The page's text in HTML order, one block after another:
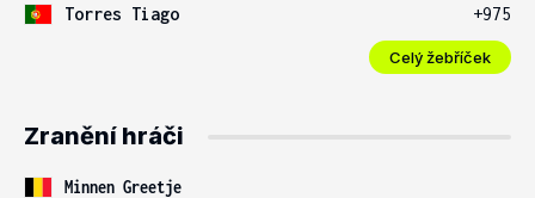
Torres Tiago
+975
Celý žebříček
Zranění hráči
Minnen Greetje